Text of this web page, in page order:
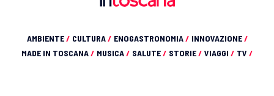
AMBIENTE/ CULTURA/ ENOGASTRONOMIA/ INNOVAZIONE/
MADE IN TOSCANA/ MUSICA/ SALUTE/ STORIE/ VIAGGI / TV /